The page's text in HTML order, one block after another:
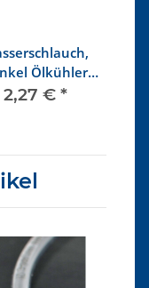
Ölkühler
2,27 € *